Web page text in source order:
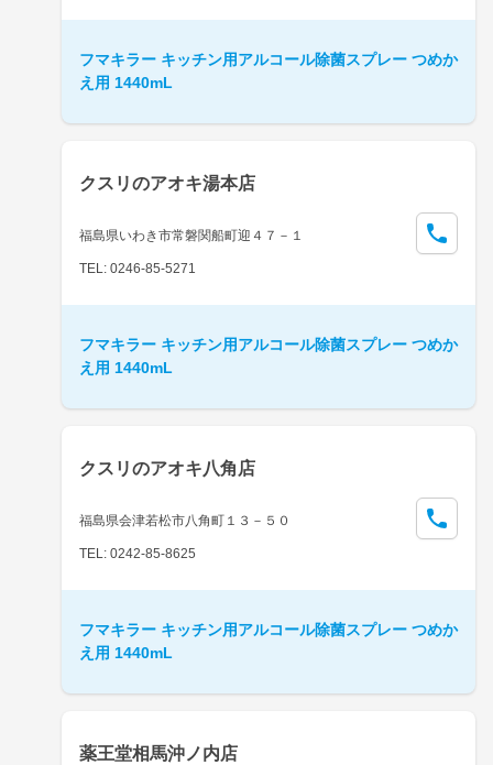
フマキラー キッチン用アルコール除菌スプレー つめか
え用 1440mL
クスリのアオキ湯本店
福島県いわき市常磐関船町迎４７－１
TEL: 0246-85-5271
フマキラー キッチン用アルコール除菌スプレー つめか
え用 1440mL
クスリのアオキ八角店
福島県会津若松市八角町１３－５０
TEL: 0242-85-8625
フマキラー キッチン用アルコール除菌スプレー つめか
え用 1440mL
薬王堂相馬沖ノ内店